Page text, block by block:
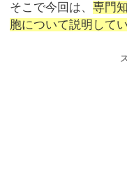
そこで今回は、専門
胞について説明して